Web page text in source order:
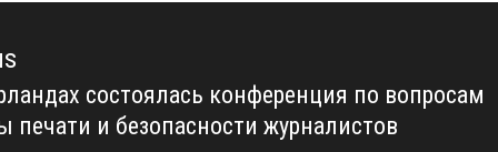
состоялась конференция по вопросам
печати и безопасности журналистов